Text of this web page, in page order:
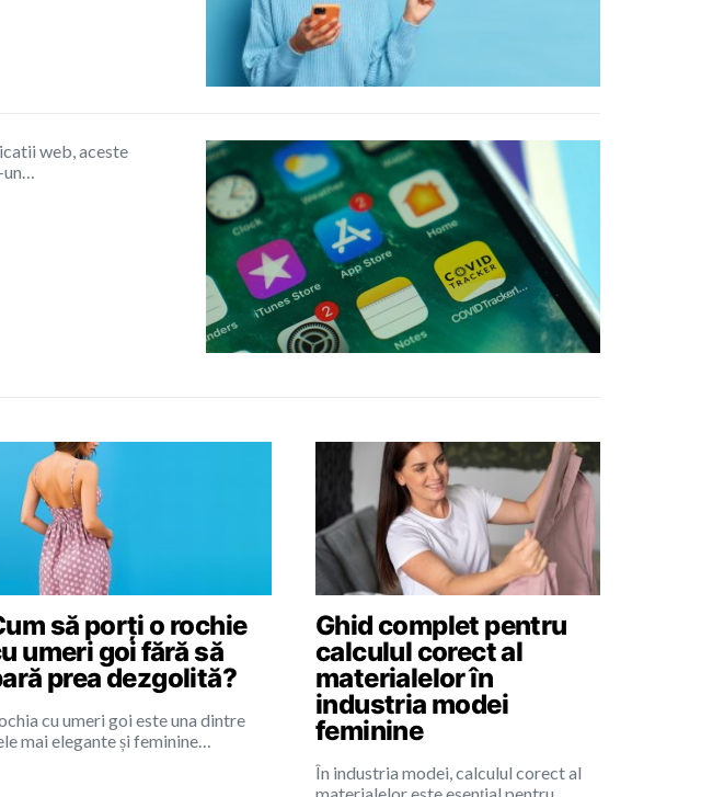
web, aceste
un…
să porți o rochie
umeri goi fără să
prea dezgolită?
cu umeri goi este una dintre
mai elegante și feminine…
Ghid complet pentru
calculul corect al
materialelor în
industria modei
feminine
În industria modei, calculul corect al